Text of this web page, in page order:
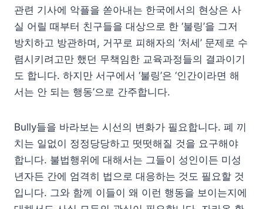
관련 기사에 악플을 쏟아내는 한국에서의 현상은 사
실 어릴 때부터 친구들을 대상으로 한 ‘불링’을 그저
방치하고 방관하며, 거꾸로 피해자의 ‘처세’ 문제로 수
렴시키려고만 했던 무책임한 교육과정들의 결과이기
도 합니다. 하지만 서구에서 ‘불링’은 ‘인간이라면 해
서는 안 되는 행동’으로 간주합니다.
Bully들을 바라보는 시선의 변화가 필요합니다. 폐 끼
치는 일없이 정정당당하고 떳떳해질 것을 요구해야
합니다. 불법행위에 대해서는 그들이 성인이든 미성
년자든 간에 엄격히 법으로 대응하는 것도 필요할 것
입니다. 그와 함께 이들이 왜 이런 행동을 보이는지에